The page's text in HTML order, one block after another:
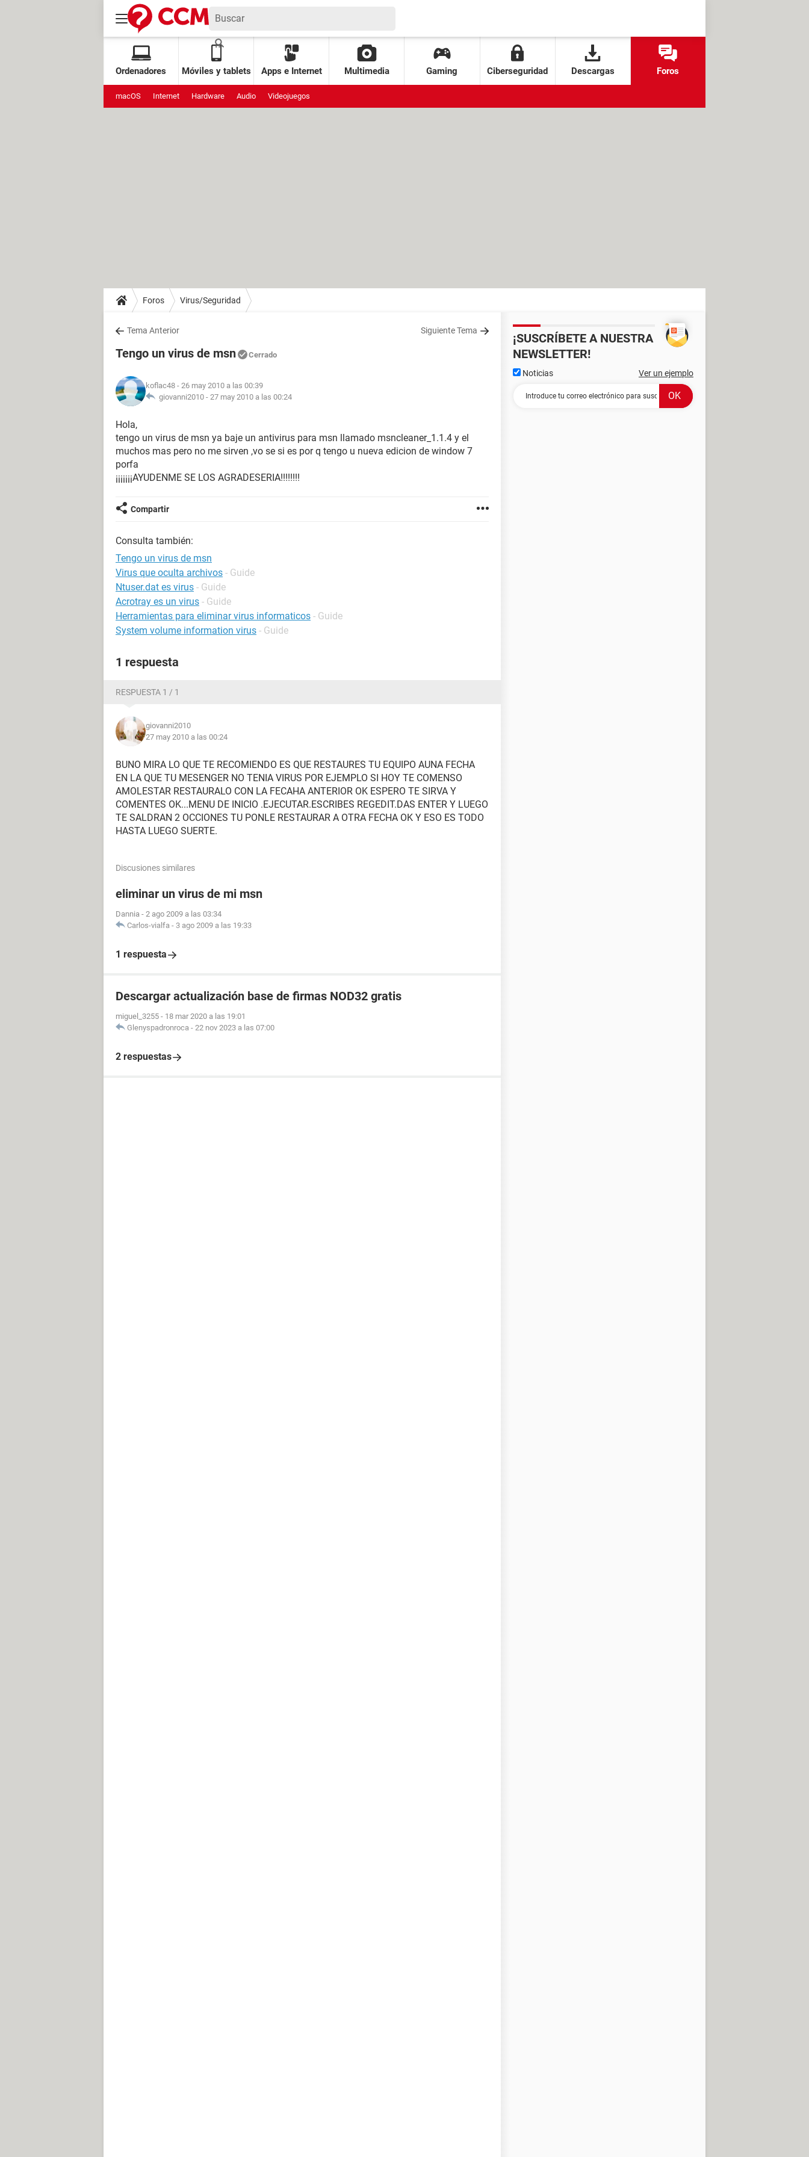
Ordenadores Móviles y tablets Apps e Internet Multimedia Gaming Ciberseguridad Descargas Foros
macOS Internet Hardware Audio Videojuegos
Foros Virus/Seguridad
Tema Anterior Siguiente Tema
Tengo un virus de msn Cerrado
koflac48 - 26 may 2010 a las 00:39
giovanni2010 - 27 may 2010 a las 00:24
Hola,
tengo un virus de msn ya baje un antivirus para msn llamado msncleaner_1.1.4 y el
muchos mas pero no me sirven ,vo se si es por q tengo u nueva edicion de window 7
porfa
¡¡¡¡¡¡¡AYUDENME SE LOS AGRADESERIA!!!!!!!!
Compartir
Consulta también:
Tengo un virus de msn
Virus que oculta archivos - Guide
Ntuser.dat es virus - Guide
Acrotray es un virus - Guide
Herramientas para eliminar virus informaticos - Guide
System volume information virus - Guide
1 respuesta
RESPUESTA 1 / 1
giovanni2010
27 may 2010 a las 00:24
BUNO MIRA LO QUE TE RECOMIENDO ES QUE RESTAURES TU EQUIPO AUNA FECHA
EN LA QUE TU MESENGER NO TENIA VIRUS POR EJEMPLO SI HOY TE COMENSO
AMOLESTAR RESTAURALO CON LA FECAHA ANTERIOR OK ESPERO TE SIRVA Y
COMENTES OK...MENU DE INICIO .EJECUTAR.ESCRIBES REGEDIT.DAS ENTER Y LUEGO
TE SALDRAN 2 OCCIONES TU PONLE RESTAURAR A OTRA FECHA OK Y ESO ES TODO
HASTA LUEGO SUERTE.
Discusiones similares
eliminar un virus de mi msn
Dannia - 2 ago 2009 a las 03:34
Carlos-vialfa - 3 ago 2009 a las 19:33
1 respuesta
Descargar actualización base de firmas NOD32 gratis
miguel_3255 - 18 mar 2020 a las 19:01
Glenyspadronroca - 22 nov 2023 a las 07:00
2 respuestas
¡SUSCRÍBETE A NUESTRA
NEWSLETTER!
Noticias Ver un ejemplo